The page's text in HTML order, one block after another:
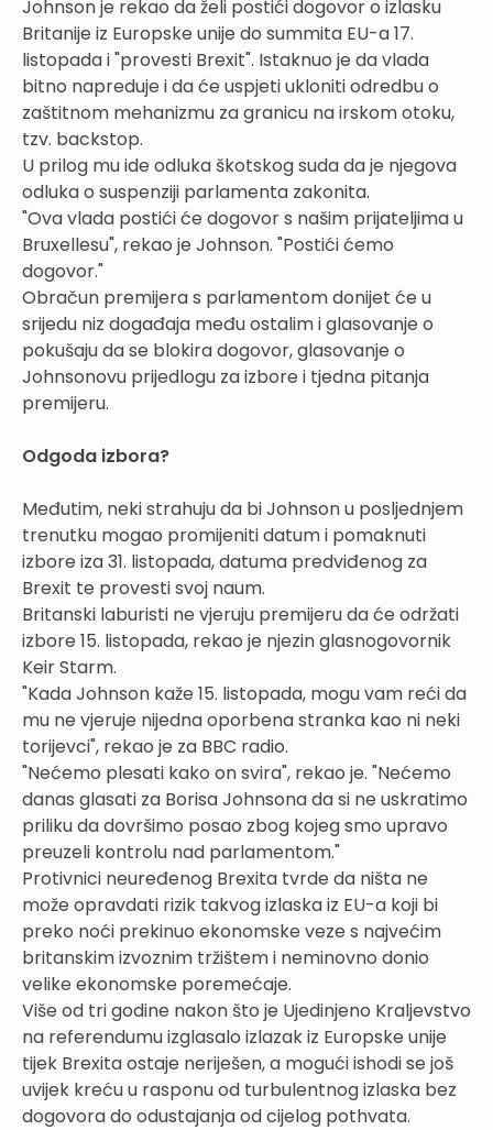
Johnson je rekao da želi postići dogovor o izlasku
Britanije iz Europske unije do summita EU-a 17.
listopada i "provesti Brexit". Istaknuo je da vlada
bitno napreduje i da će uspjeti ukloniti odredbu o
zaštitnom mehanizmu za granicu na irskom otoku,
tzv. backstop.
U prilog mu ide odluka škotskog suda da je njegova
odluka o suspenziji parlamenta zakonita.
"Ova vlada postići će dogovor s našim prijateljima u
Bruxellesu", rekao je Johnson. "Postići ćemo
dogovor."
Obračun premijera s parlamentom donijet će u
srijedu niz događaja među ostalim i glasovanje o
pokušaju da se blokira dogovor, glasovanje o
Johnsonovu prijedlogu za izbore i tjedna pitanja
premijeru.
Odgoda izbora?
Međutim, neki strahuju da bi Johnson u posljednjem
trenutku mogao promijeniti datum i pomaknuti
izbore iza 31. listopada, datuma predviđenog za
Brexit te provesti svoj naum.
Britanski laburisti ne vjeruju premijeru da će održati
izbore 15. listopada, rekao je njezin glasnogovornik
Keir Starm.
"Kada Johnson kaže 15. listopada, mogu vam reći da
mu ne vjeruje nijedna oporbena stranka kao ni neki
torijevci", rekao je za BBC radio.
"Nećemo plesati kako on svira", rekao je. "Nećemo
danas glasati za Borisa Johnsona da si ne uskratimo
priliku da dovršimo posao zbog kojeg smo upravo
preuzeli kontrolu nad parlamentom."
Protivnici neuređenog Brexita tvrde da ništa ne
može opravdati rizik takvog izlaska iz EU-a koji bi
preko noći prekinuo ekonomske veze s najvećim
britanskim izvoznim tržištem i neminovno donio
velike ekonomske poremećaje.
Više od tri godine nakon što je Ujedinjeno Kraljevstvo
na referendumu izglasalo izlazak iz Europske unije
tijek Brexita ostaje neriješen, a mogući ishodi se još
uvijek kreću u rasponu od turbulentnog izlaska bez
dogovora do odustajanja od cijelog pothvata.